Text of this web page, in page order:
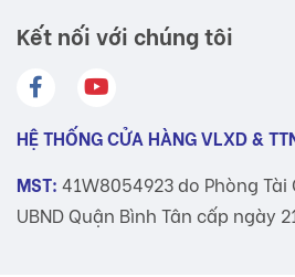
Kết nối với chúng tôi
HỆ THỐNG CỬA HÀNG VLXD &
MST: 41W8054923 do Phòng
UBND Quận Bình Tân cấp ngày